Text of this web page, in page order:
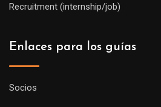
Recruitment (internship/job)
Enlaces para los guías
Socios